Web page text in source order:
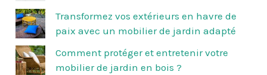
Transformez vos extérieurs en havre de
paix avec un mobilier de jardin adapté
Comment protéger et entretenir votre
mobilier de jardin en bois ?